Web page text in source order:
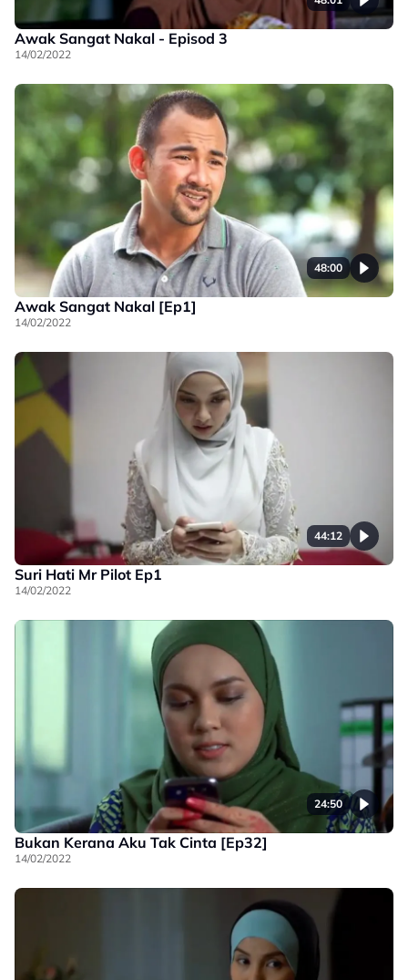
Awak Sangat Nakal - Episod 3
14/02/2022
48:00
Awak Sangat Nakal [Ep1]
14/02/2022
44:12
Suri Hati Mr Pilot Ep1
14/02/2022
24:50
Bukan Kerana Aku Tak Cinta [Ep32]
14/02/2022